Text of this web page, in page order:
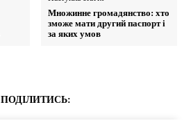
Множинне громадянство: хто
зможе мати другий паспорт і
за яких умов
ПОДІЛИТИСЬ: